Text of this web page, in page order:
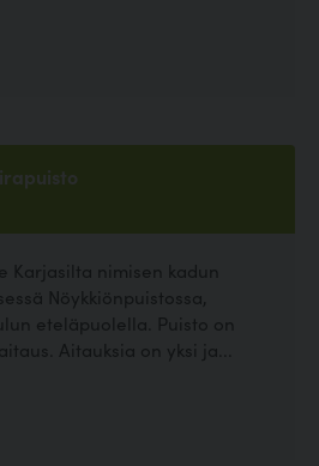
Karjasilta nimisen kadun
Nöykkiönpuistossa,
eteläpuolella. Puisto on
Aitauksia on yksi ja...